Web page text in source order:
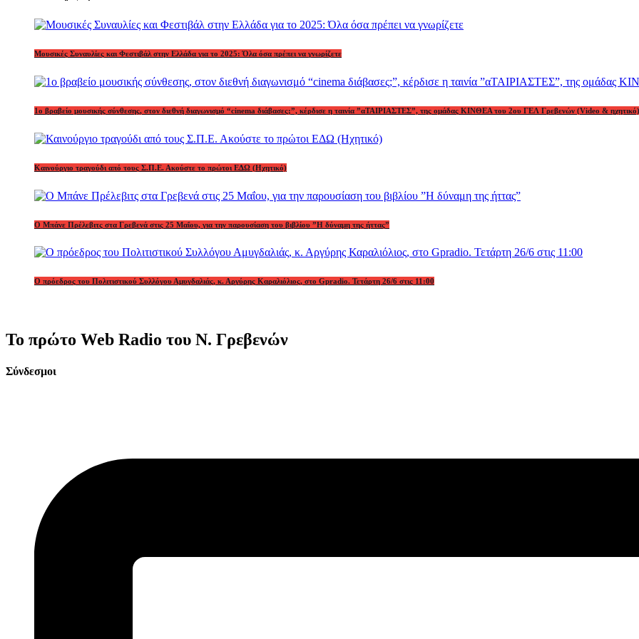
Μουσικές Συναυλίες και Φεστιβάλ στην Ελλάδα για το 2025: Όλα όσα πρέπει να γνωρίζετε
1o βραβείο μουσικής σύνθεσης, στον διεθνή διαγωνισμό “cinema διάβασες;”, κέρδισε η ταινία ”αΤΑΙΡΙΑΣΤΕΣ”, της ομάδας ΚΙΝΘΕΑ του 2ου ΓΕΛ Γρεβενών (Video & ηχητικό)
Καινούργιο τραγούδι από τους Σ.Π.Ε. Ακούστε το πρώτοι ΕΔΩ (Ηχητικό)
Ο Μπάνε Πρέλεβιτς στα Γρεβενά στις 25 Μαΐου, για την παρουσίαση του βιβλίου ”Η δύναμη της ήττας”
Ο πρόεδρος του Πολιτιστικού Συλλόγου Αμυγδαλιάς, κ. Αργύρης Καραλιόλιος, στο Gpradio. Τετάρτη 26/6 στις 11:00
Το πρώτο Web Radio του Ν. Γρεβενών
Σύνδεσμοι